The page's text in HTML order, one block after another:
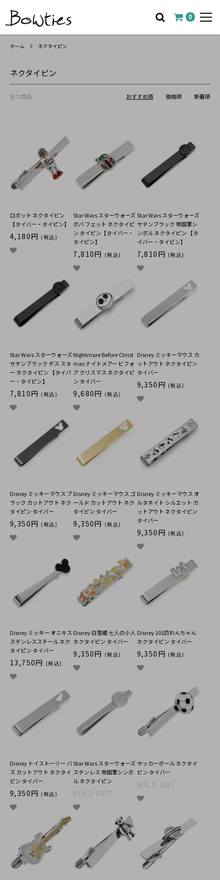
0
ホーム ネクタイピン
ネクタイピン
全72商品 おすすめ順 価格順 新着順
ロボット ネクタイピン
【タイバー・タイピン】
4,180円 (税込)
Star Wars スターウォーズ
ボバ フェット ネクタイピ
ン タイピン【タイバー・
タイピン】
7,810円 (税込)
Star Wars スターウォーズ
サテンブラック 帝国軍シ
ンボル ネクタイピン 【タ
イバー・タイピン】
7,810円 (税込)
Star Wars スターウォーズ
サテンブラック デス スタ
ー ネクタイピン 【タイバ
ー・タイピン】
7,810円 (税込)
Nightmare Before Christ
mas ナイトメアー ビフォ
ア クリスマス ネクタイピ
ン タイバー
9,680円 (税込)
Disney ミッキーマウス カ
ットアウト ネクタイピン
タイバー
9,350円 (税込)
Disney ミッキーマウス ブ
ラック カットアウト ネク
タイピン タイバー
9,350円 (税込)
Disney ミッキーマウス ゴ
ールド カットアウト ネク
タイピン タイバー
9,350円 (税込)
Disney ミッキーマウス オ
ルタネイト シルエット カ
ットアウト ネクタイピン
タイバー
9,350円 (税込)
Disney ミッキー オニキス
ステンレススチール ネク
タイピン タイバー
13,750円 (税込)
Disney 白雪姫 七人の小人
ネクタイピン タイバー
9,350円 (税込)
Disney 101匹わんちゃん
ネクタイピン タイバー
9,350円 (税込)
Disney トイストーリー バ
ズ カットアウト ネクタイ
ピン タイバー
9,350円 (税込)
Star Wars スターウォーズ
ステンレス 帝国軍シンボ
ル ネクタイピン
SOLD OUT
サッカーボール ネクタイ
ピン タイバー
SOLD OUT